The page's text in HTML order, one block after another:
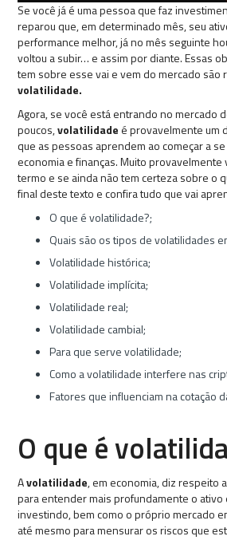
Se você já é uma pessoa que faz
reparou que, em determinado mês, seu
performance melhor, já no mês seguinte
voltou a subir… e assim por diante. Essas
tem sobre esse vai e vem do mercado são
volatilidade.
Agora, se você está entrando no mercado
poucos,volatilidade é provavelmente um
que as pessoas aprendem ao começar a
economia e finanças. Muito provavelmente
termo e se ainda não tem certeza sobre o
final deste texto e confira tudo que vai
O que é volatilidade?;
Quais são os tipos de volatilidades
Volatilidade histórica;
Volatilidade implícita;
Volatilidade real;
Volatilidade cambial;
Para que serve volatilidade;
Como a volatilidade interfere nas
Fatores que influenciam na cotação
O que é
Avolatilidade, em economia, diz respeito
para entender mais profundamente o ativo
investindo, bem como o próprio mercado
até mesmo para mensurar os riscos que